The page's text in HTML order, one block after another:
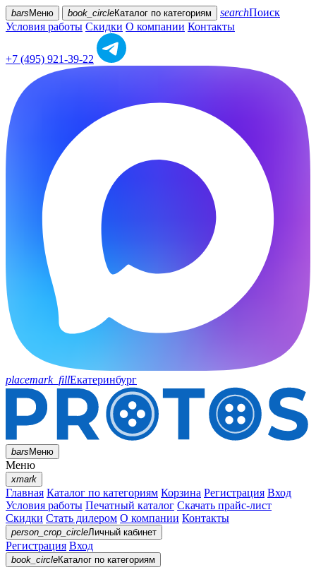
bars Меню book_circleКаталог по категориям searchПоиск
Условия работы Скидки О компании Контакты
+7 (495) 921-39-22
placemark_fillЕкатеринбург
barsМеню
Меню
xmark
Главная Каталог по категориям Корзина Регистрация Вход
Условия работы Печатный каталог Скачать прайс-лист
Скидки Стать дилером О компании Контакты
person_crop_circleЛичный кабинет
Регистрация Вход
book_circleКаталог по категориям